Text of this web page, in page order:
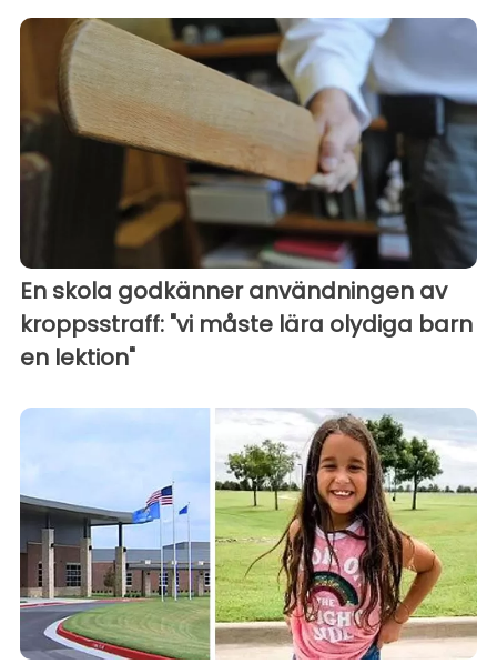
En skola godkänner användningen av
kroppsstraff: "vi måste lära olydiga barn
en lektion"